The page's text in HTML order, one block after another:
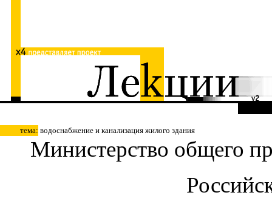
тема: водоснабжение и канализация жилого здания
Министерство общего